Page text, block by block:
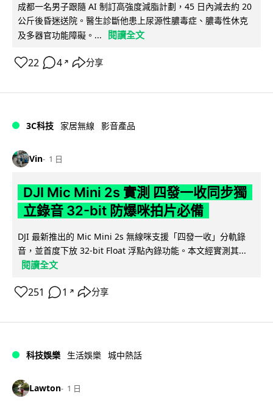
成都一名男子跟隨 AI 制訂高強度減脂計劃，45 日內減去約 20
公斤後昏迷送院。醫生診斷他患上尿源性膿毒症、膿毒性休克
及多器官功能障礙。...
閱讀全文
22 4 ↗ 分享
3C科技 家居無線 影音產品
Vin 1 日
DJI Mic Mini 2s 實測 四發一收同步獨
立錄音 32-bit 防爆咪拍片必備
DJI 最新推出的 Mic Mini 2s 無線咪支援「四發一收」分軌錄
音，並首度下放 32-bit Float 浮點內錄功能。本文經實測其...
閱讀全文
251 1 ↗ 分享
科技娛樂 生活娛樂 城中熱話
Lawton 1 日